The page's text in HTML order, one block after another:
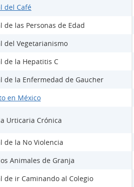
del Café
de las Personas de Edad
del Vegetarianismo
de la Hepatitis C
de la Enfermedad de Gaucher
en México
Urticaria Crónica
de la No Violencia
Animales de Granja
de ir Caminando al Colegio